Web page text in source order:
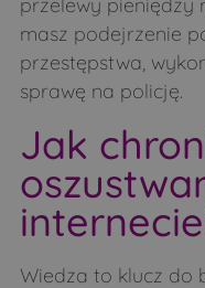
masz podejrzenie
przestępstwa,
sprawę na policję.
Jak
Wiedza to klucz do